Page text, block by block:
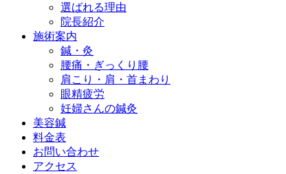
選ばれる理由
院長紹介
施術案内
鍼・灸
腰痛・ぎっくり腰
肩こり・肩・首まわり
眼精疲労
妊婦さんの鍼灸
美容鍼
料金表
お問い合わせ
アクセス